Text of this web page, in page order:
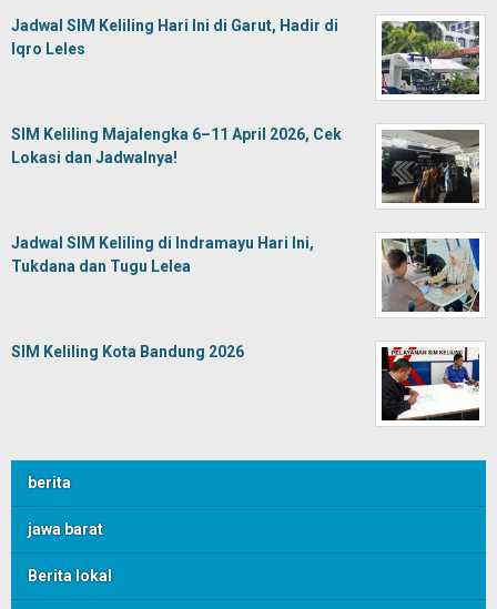
Jadwal SIM Keliling Hari Ini di Garut, Hadir di
Iqro Leles
SIM Keliling Majalengka 6–11 April 2026, Cek
Lokasi dan Jadwalnya!
Jadwal SIM Keliling di Indramayu Hari Ini,
Tukdana dan Tugu Lelea
SIM Keliling Kota Bandung 2026
berita
jawa barat
Berita lokal